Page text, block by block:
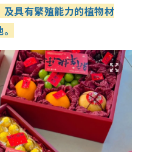
具有繁殖能力的植物材